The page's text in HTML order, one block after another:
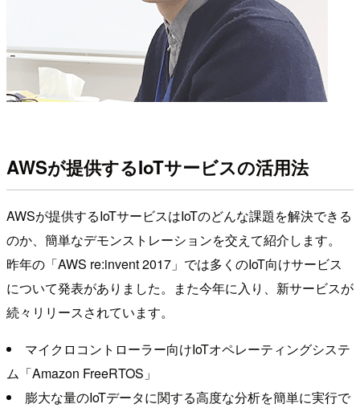
AWSが提供するIoTサービスの活用法
AWSが提供するIoTサービスはIoTのどんな課題を解決できる
のか、簡単なデモンストレーションを交えて紹介します。
昨年の「AWS re:invent 2017」では多くのIoT向けサービス
について発表がありました。また今年に入り、新サービスが
続々リリースされています。
マイクロコントローラー向けIoTオペレーティングシステ
ム「Amazon FreeRTOS」
膨大な量のIoTデータに関する高度な分析を簡単に実行で